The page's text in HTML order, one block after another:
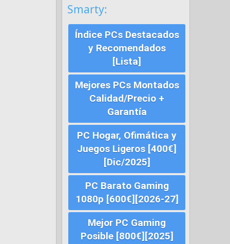
Smarty:
Índice PCs Destacados
y Recomendados
[Lista]
Mejores PCs Montados
Calidad/Precio +
Garantía
PC Hogar, Ofimática y
Juegos Ligeros [400€]
[Dic/2025]
PC Barato Gaming
1080p [600€][2026-27]
Mejor PC Gaming
Posible [800€][2025]